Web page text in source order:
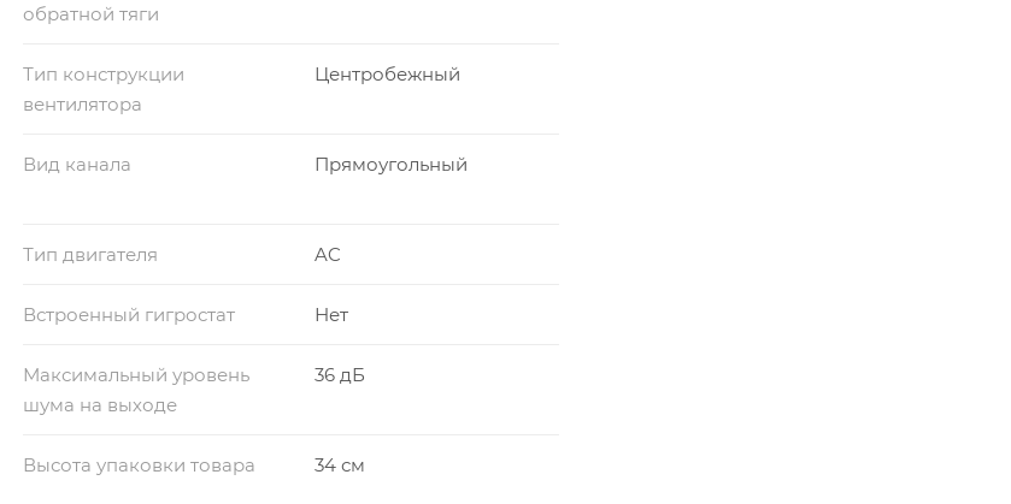
обратной тяги
Тип конструкции
вентилятора
Центробежный
Вид канала Прямоугольный
Тип двигателя AC
Встроенный гигростат Нет
Максимальный уровень
шума на выходе
36 дБ
Высота упаковки товара 34 см